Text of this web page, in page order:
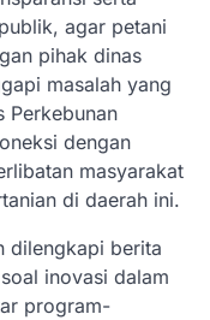
agar petani
pihak dinas
masalah yang
Perkebunan
dengan
masyarakat
di daerah ini.
dilengkapi berita
inovasi dalam
program-